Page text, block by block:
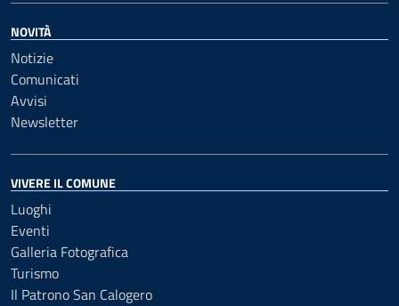
NOVITÀ
Notizie
Comunicati
Avvisi
Newsletter
VIVERE IL COMUNE
Luoghi
Eventi
Galleria Fotografica
Turismo
Il Patrono San Calogero